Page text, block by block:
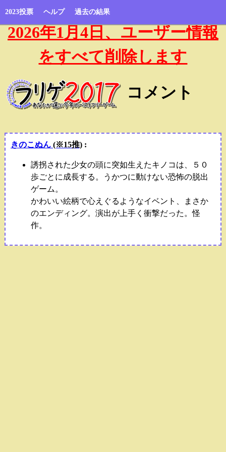
2023投票 ヘルプ 過去の結果
2026年1月4日、ユーザー情報
をすべて削除します
コメント
きのこぬん (※15推):
誘拐された少女の頭に突如生えたキノコは、５０
歩ごとに成長する。うかつに動けない恐怖の脱出
ゲーム。
かわいい絵柄で心えぐるようなイベント、まさか
のエンディング。演出が上手く衝撃だった。怪
作。